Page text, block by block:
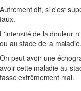
Autrement dit, si c'est
faux.
L'intensité de la douleur
ou au stade de la maladie.
On peut avoir une
avoir cette maladie au
fasse extrêmement mal.